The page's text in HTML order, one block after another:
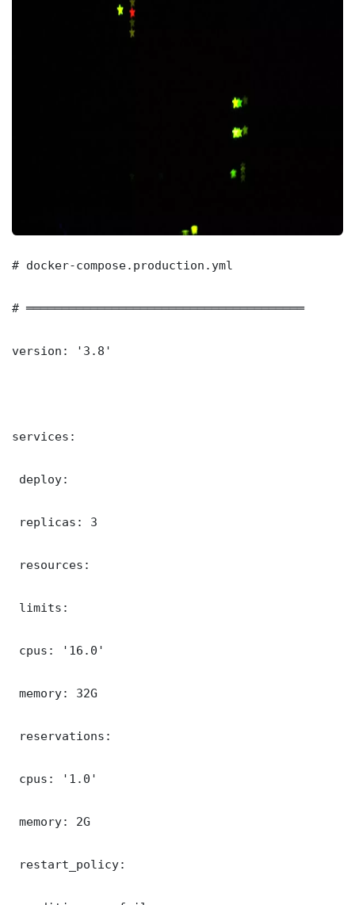
# docker-compose.production.yml
# ═══════════════════════════════════════
version: '3.8'
services:
deploy:
replicas: 3
resources:
limits:
cpus: '16.0'
memory: 32G
reservations:
cpus: '1.0'
memory: 2G
restart_policy: